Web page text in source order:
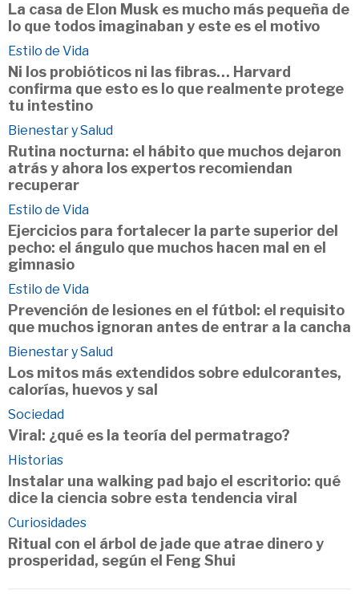
La casa de Elon Musk es mucho más pequeña de
lo que todos imaginaban y este es el motivo
Estilo de Vida
Ni los probióticos ni las fibras… Harvard
confirma que esto es lo que realmente protege
tu intestino
Bienestar y Salud
Rutina nocturna: el hábito que muchos dejaron
atrás y ahora los expertos recomiendan
recuperar
Estilo de Vida
Ejercicios para fortalecer la parte superior del
pecho: el ángulo que muchos hacen mal en el
gimnasio
Estilo de Vida
Prevención de lesiones en el fútbol: el requisito
que muchos ignoran antes de entrar a la cancha
Bienestar y Salud
Los mitos más extendidos sobre edulcorantes,
calorías, huevos y sal
Sociedad
Viral: ¿qué es la teoría del permatrago?
Historias
Instalar una walking pad bajo el escritorio: qué
dice la ciencia sobre esta tendencia viral
Curiosidades
Ritual con el árbol de jade que atrae dinero y
prosperidad, según el Feng Shui